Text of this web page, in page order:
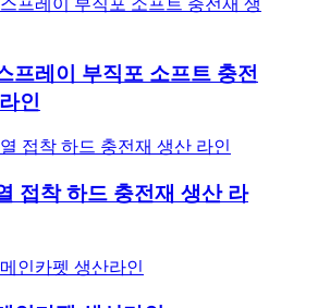
프레이 부직포 소프트 충전
인
접착 하드 충전재 생산 라